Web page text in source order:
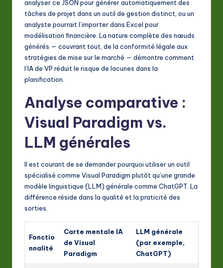
analyser ce JSON pour générer automatiquement des
tâches de projet dans un outil de gestion distinct, ou un
analyste pourrait l’importer dans Excel pour
modélisation financière. La nature complète des nœuds
générés — couvrant tout, de la conformité légale aux
stratégies de mise sur le marché — démontre comment
l’IA de VP réduit le risque de lacunes dans la
planification.
Analyse comparative :
Visual Paradigm vs.
LLM générales
Il est courant de se demander pourquoi utiliser un outil
spécialisé comme Visual Paradigm plutôt qu’une grande
modèle linguistique (LLM) générale comme ChatGPT. La
différence réside dans la qualité et la praticité des
sorties.
Fonctio
nnalité
Carte mentale IA
de Visual
Paradigm
LLM générale
(par exemple,
ChatGPT)